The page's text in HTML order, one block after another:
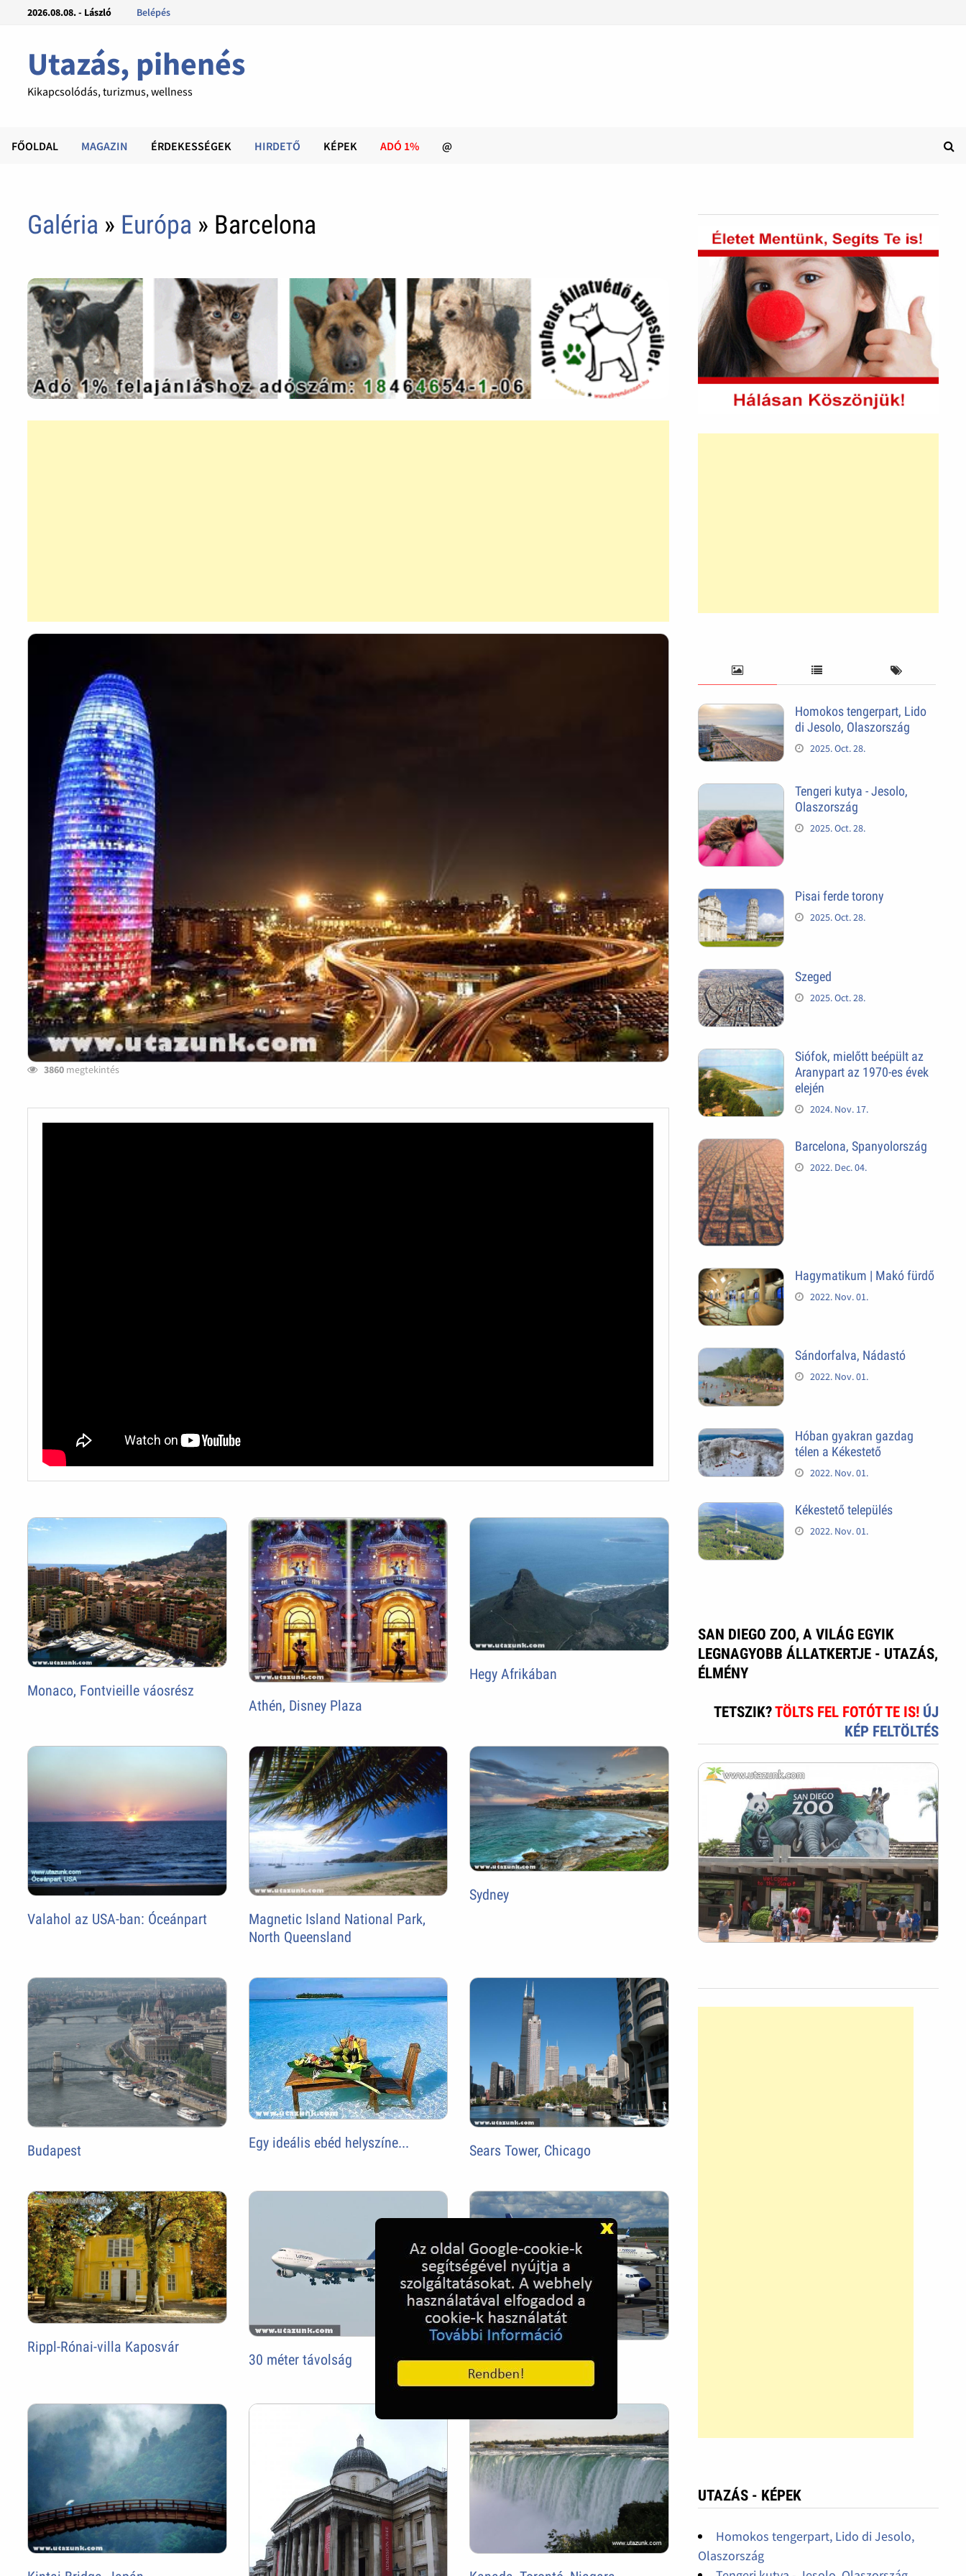
2026.08.08. - László Belépés
Utazás, pihenés
Kikapcsolódás, turizmus, wellness
FŐOLDAL MAGAZIN ÉRDEKESSÉGEK HIRDETŐ KÉPEK ADÓ 1% @
Galéria » Európa » Barcelona
3860 megtekintés
Monaco, Fontvieille váosrész
Athén, Disney Plaza
Hegy Afrikában
Valahol az USA-ban: Óceánpart
Magnetic Island National Park,
North Queensland
Sydney
Budapest Egy ideális ebéd helyszíne... Sears Tower, Chicago
Rippl-Rónai-villa Kaposvár
30 méter távolság Malév gép a kifutópályán
Homokos tengerpart, Lido
di Jesolo, Olaszország
2025. Oct. 28.
Tengeri kutya - Jesolo,
Olaszország
2025. Oct. 28.
Pisai ferde torony
2025. Oct. 28.
Szeged
2025. Oct. 28.
Siófok, mielőtt beépült az
Aranypart az 1970-es évek
elején
2024. Nov. 17.
Barcelona, Spanyolország
2022. Dec. 04.
Hagymatikum | Makó fürdő
2022. Nov. 01.
Sándorfalva, Nádastó
2022. Nov. 01.
Hóban gyakran gazdag
télen a Kékestető
2022. Nov. 01.
Kékestető település
2022. Nov. 01.
SAN DIEGO ZOO, A VILÁG EGYIK
LEGNAGYOBB ÁLLATKERTJE - UTAZÁS,
ÉLMÉNY
TETSZIK?TÖLTS FEL FOTÓT TE IS! ÚJ
KÉP FELTÖLTÉS
UTAZÁS - KÉPEK
Homokos tengerpart, Lido di Jesolo,
Olaszország